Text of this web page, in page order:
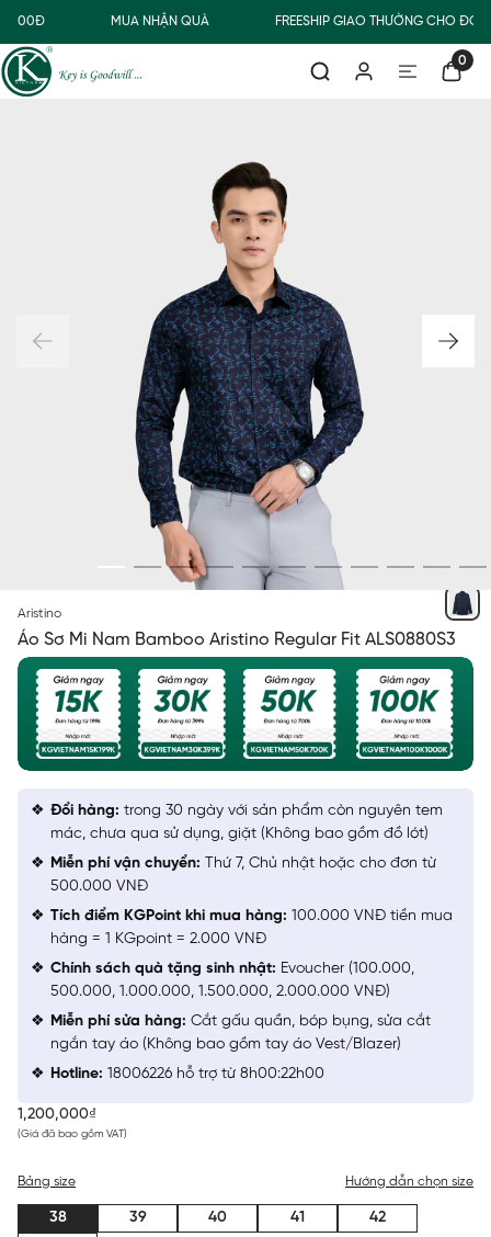
MUA NHẬN QUÀ FREESHIP GIAO THƯỜNG CHO
0
Aristino
Áo Sơ Mi Nam Bamboo Aristino Regular Fit ALS0880S3
1,200,000₫
(Giá đã bao gồm VAT)
Bảng size Hướng dẫn chọn size
38 39 40 41
42
Đổi hàng: trong 30 ngày với sản phẩm còn nguyên tem
mác, chưa qua sử dụng, giặt (Không bao gồm đồ lót)
Miễn phí vận chuyển: Thứ 7, Chủ nhật hoặc cho đơn từ
500.000 VNĐ
Tích điểm KGPoint khi mua hàng: 100.000 VNĐ tiền mua
hàng = 1 KGpoint = 2.000 VNĐ
Chính sách quà tặng sinh nhật: Evoucher (100.000,
500.000, 1.000.000, 1.500.000, 2.000.000 VNĐ)
Miễn phí sửa hàng: Cắt gấu quần, bóp bụng, sửa cắt
ngắn tay áo (Không bao gồm tay áo Vest/Blazer)
Hotline: 18006226 hỗ trợ từ 8h00:22h00